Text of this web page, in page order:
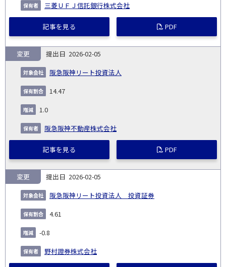
三菱ＵＦＪ信託銀行株式会社
記事を見る PDF
2026-02-05
阪急阪神リート投資法人
変更
14.47
1.0
阪急阪神不動産株式会社
記事を見る PDF
2026-02-05
阪急阪神リート投資法人 投資証券
変更
4.61
-0.8
野村證券株式会社